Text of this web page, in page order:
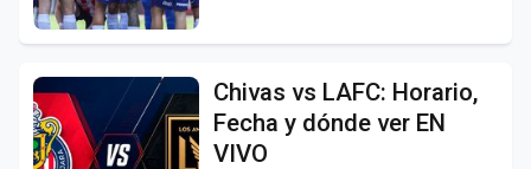
Chivas vs LAFC: Horario,
Fecha y dónde ver EN
VIVO